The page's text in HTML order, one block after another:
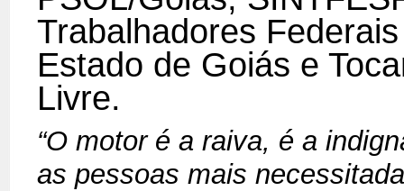
Trabalhadores
Estado de Goiás e
Livre.
“O motor é a raiva, é a
as pessoas mais